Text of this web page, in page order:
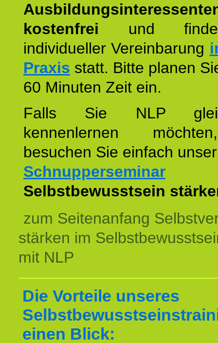
kostenfrei und
individueller Vereinbarung
Praxis statt. Bitte planen
60 Minuten Zeit ein.
Falls Sie NLP
kennenlernen
besuchen Sie einfach unser
Schnupperseminar
Selbstbewusstsein
zum Seitenanfang
stärken im
mit NLP
Die Vorteile unseres
einen Blick: